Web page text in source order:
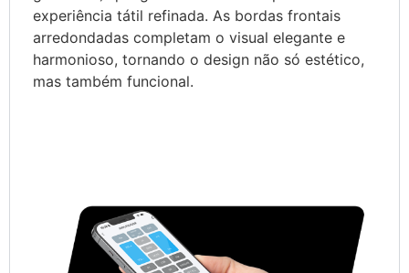
experiência tátil refinada. As bordas frontais
arredondadas completam o visual elegante e
harmonioso, tornando o design não só estético,
mas também funcional.